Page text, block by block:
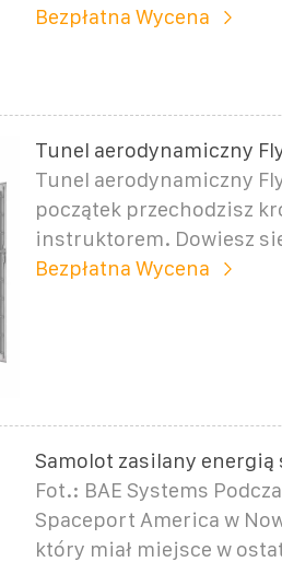
Bezpłatna Wycena
Tunel aerodynamiczny
Tunel aerodynamiczny
początek przechodzisz
instruktorem. Dowiesz
Bezpłatna Wycena
Samolot zasilany energią
Fot.: BAE Systems
Spaceport America w
który miał miejsce w